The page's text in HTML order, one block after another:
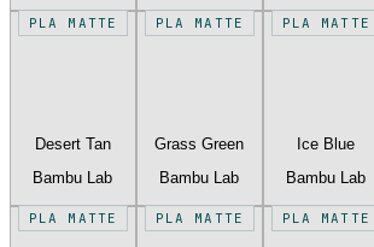
PLA MATTE
Desert Tan
Bambu Lab
PLA MATTE
Grass Green
Bambu Lab
PLA MATTE
Ice Blue
Bambu Lab
PLA MATTE PLA MATTE PLA MATTE